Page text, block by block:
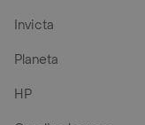
Invicta
Planeta
HP